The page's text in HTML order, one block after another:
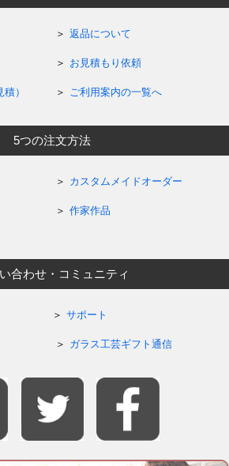
返品について
お見積もり依頼
）
ご利用案内の一覧へ
5つの注文方法
カスタムメイドオーダー
作家作品
合わせ・コミュニティ
サポート
ガラス工芸ギフト通信